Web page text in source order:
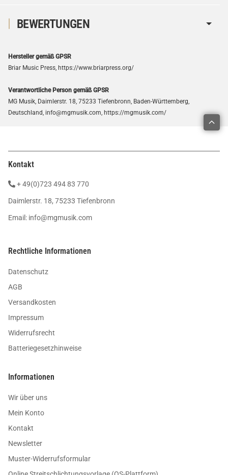
BEWERTUNGEN
Hersteller gemäß GPSR
Briar Music Press, https://www.briarpress.org/
Verantwortliche Person gemäß GPSR
MG Musik, Daimlerstr. 18, 75233 Tiefenbronn, Baden-Württemberg,
Deutschland, info@mgmusik.com, https://mgmusik.com/
Kontakt
+ 49(0)723 494 83 770
Daimlerstr. 18, 75233 Tiefenbronn
Email: info@mgmusik.com
Rechtliche Informationen
Datenschutz
AGB
Versandkosten
Impressum
Widerrufsrecht
Batteriegesetzhinweise
Informationen
Wir über uns
Mein Konto
Kontakt
Newsletter
Muster-Widerrufsformular